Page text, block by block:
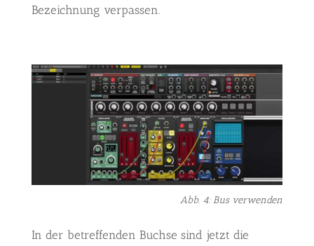
Bezeichnung verpassen.
Abb. 4: Bus verwenden
In der betreffenden Buchse sind jetzt die